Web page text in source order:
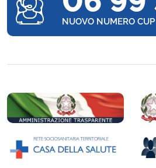
NUOVO NUMERO CUP